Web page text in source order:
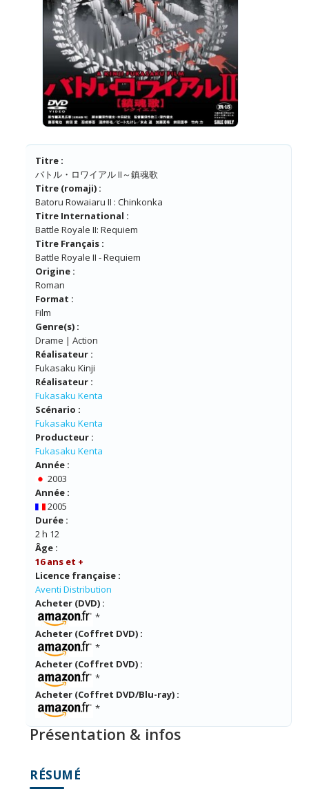
Titre :
バトル・ロワイアル II～鎮魂歌
Titre (romaji) :
Batoru Rowaiaru II : Chinkonka
Titre International :
Battle Royale II: Requiem
Titre Français :
Battle Royale II - Requiem
Origine :
Roman
Format :
Film
Genre(s) :
Drame | Action
Réalisateur :
Fukasaku Kinji
Réalisateur :
Fukasaku Kenta
Scénario :
Fukasaku Kenta
Producteur :
Fukasaku Kenta
Année :
2003
Année :
2005
Durée :
2 h 12
Âge :
16 ans et +
Licence française :
Aventi Distribution
Acheter (DVD) :
*
Acheter (Coffret DVD) :
*
Acheter (Coffret DVD) :
*
Acheter (Coffret DVD/Blu-ray) :
*
Présentation & infos
RÉSUMÉ